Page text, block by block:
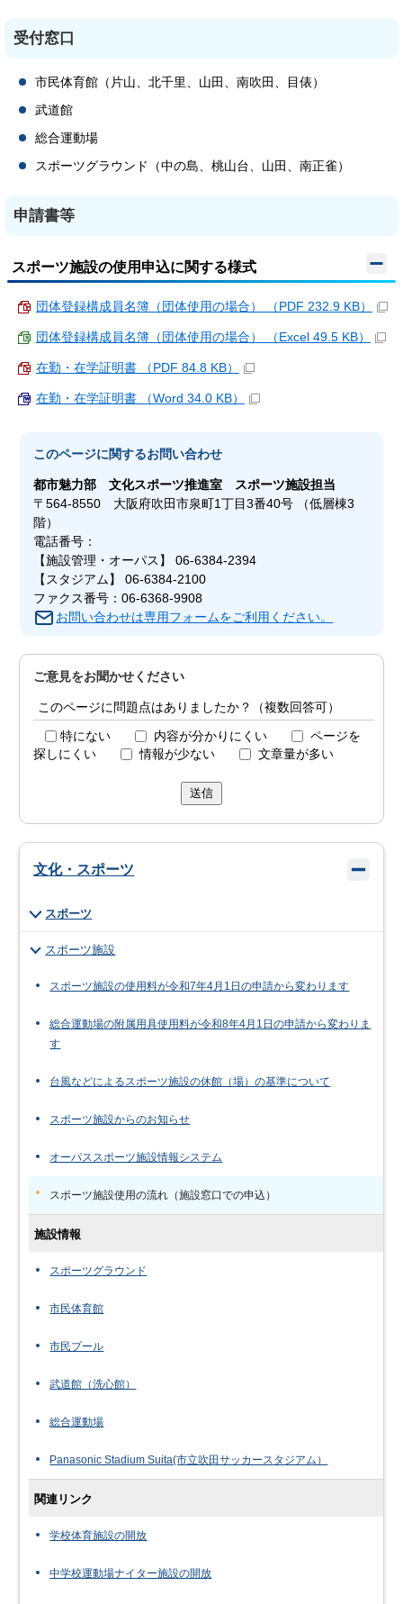
受付窓口
市民体育館（片山、北千里、山田、南吹田、目俵）
武道館
総合運動場
スポーツグラウンド（中の島、桃山台、山田、南正雀）
申請書等
スポーツ施設の使用申込に関する様式
団体登録構成員名簿（団体使用の場合） （PDF 232.9 KB）
団体登録構成員名簿（団体使用の場合） （Excel 49.5 KB）
在勤・在学証明書 （PDF 84.8 KB）
在勤・在学証明書 （Word 34.0 KB）
このページに関するお問い合わせ
都市魅力部文化スポーツ推進室 スポーツ施設担当
〒564-8550 大阪府吹田市泉町1丁目3番40号 （低層棟3
階）
電話番号：
【施設管理・オーパス】 06-6384-2394
【スタジアム】 06-6384-2100
ファクス番号：06-6368-9908
お問い合わせは専用フォームをご利用ください。
ご意見をお聞かせください
このページに問題点はありましたか？（複数回答可）
特にない 内容が分かりにくい
ページを
探しにくい
情報が少ない 文章量が多い
送信
文化・スポーツ
スポーツ
スポーツ施設
スポーツ施設の使用料が令和7年4月1日の申請から変わります
総合運動場の附属用具使用料が令和8年4月1日の申請から変わりま
す
台風などによるスポーツ施設の休館（場）の基準について
スポーツ施設からのお知らせ
オーパススポーツ施設情報システム
スポーツ施設使用の流れ（施設窓口での申込）
施設情報
スポーツグラウンド
市民体育館
市民プール
武道館（洗心館）
総合運動場
Panasonic Stadium Suita(市立吹田サッカースタジアム）
関連リンク
学校体育施設の開放
中学校運動場ナイター施設の開放